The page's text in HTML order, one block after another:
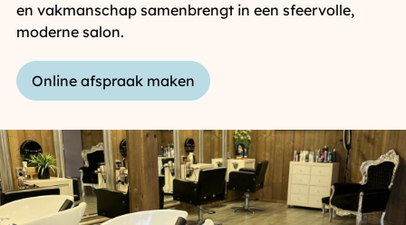
en vakmanschap samenbrengt in een sfeervolle,
moderne salon.
Online afspraak maken